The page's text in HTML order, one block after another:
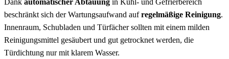
Dank automatischer Abtauung in Kühl- und Gefrierbereich
beschränkt sich der Wartungsaufwand aufregelmäßige Reinigung.
Innenraum, Schubladen und Türfächer sollten mit einem milden
Reinigungsmittel gesäubert und gut getrocknet werden, die
Türdichtung nur mit klarem Wasser.